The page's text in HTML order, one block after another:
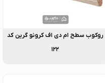
روکوب سطح ام دی اف کرونو گرین کد
۱۲۲